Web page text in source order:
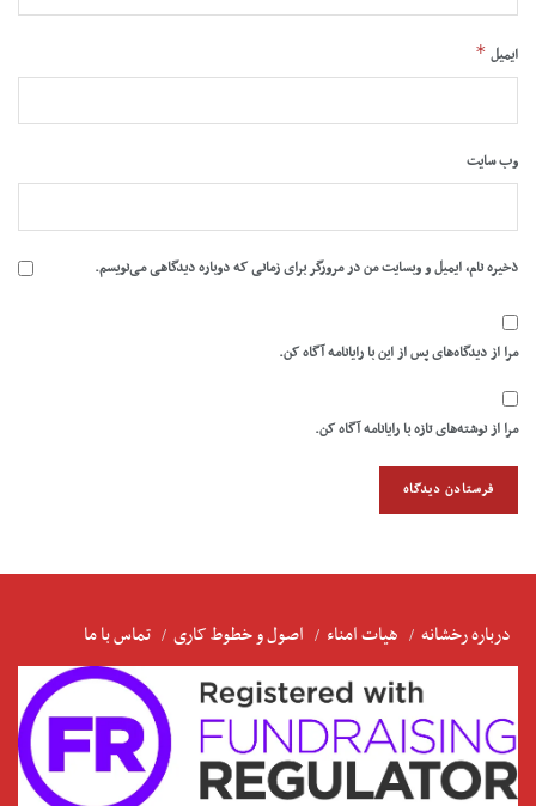
ایمیل *
وب‌ سایت
ذخیره نام، ایمیل و وبسایت من در مرورگر برای زمانی که دوباره دیدگاهی می‌نویسم.
مرا از دیدگاه‌های پس از این با رایانامه آگاه کن.
مرا از نوشته‌های تازه با رایانامه آگاه کن.
درباره رخشانه هیات امناء اصول و خطوط کاری تماس با ما